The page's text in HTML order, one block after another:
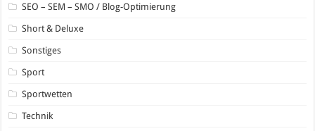
SEO – SEM – SMO / Blog-Optimierung
Short & Deluxe
Sonstiges
Sport
Sportwetten
Technik